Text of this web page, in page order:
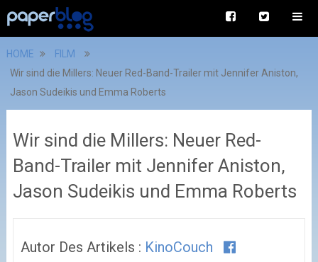
HOME
FILM
Wir sind die Millers: Neuer Red-Band-Trailer mit Jennifer Aniston,
Jason Sudeikis und Emma Roberts
Wir sind die Millers: Neuer Red-
Band-Trailer mit Jennifer Aniston,
Jason Sudeikis und Emma Roberts
Autor Des Artikels : KinoCouch